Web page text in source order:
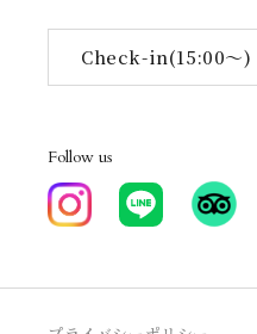
Check-in(15:00〜)
Follow us